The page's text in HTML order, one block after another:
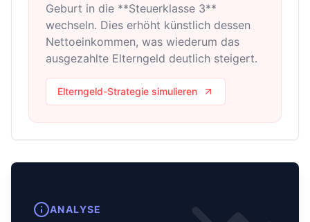
Geburt in die **Steuerklasse 3**
wechseln. Dies erhöht künstlich dessen
Nettoeinkommen, was wiederum das
ausgezahlte Elterngeld deutlich steigert.
Elterngeld-Strategie simulieren
ANALYSE